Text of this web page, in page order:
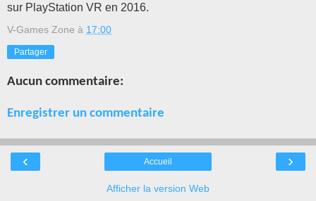
sur PlayStation VR en 2016.
V-Games Zone à 17:00
Partager
Aucun commentaire:
Enregistrer un commentaire
‹ ›
Accueil
Afficher la version Web